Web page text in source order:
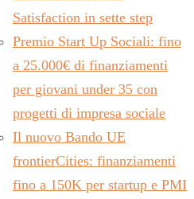
Satisfaction in sette step
Premio Start Up Sociali: fino
a 25.000€ di finanziamenti
per giovani under 35 con
progetti di impresa sociale
Il nuovo Bando UE
frontierCities: finanziamenti
fino a 150K per startup e PMI